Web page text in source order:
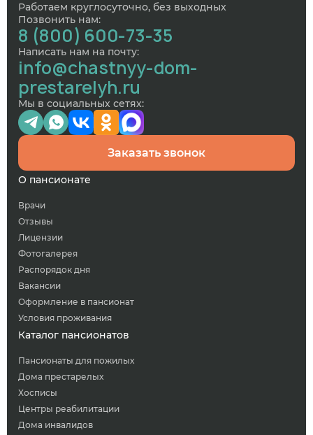
Работаем круглосуточно, без выходных
Позвонить нам:
8 (800) 600-73-35
Написать нам на почту:
info@chastnyy-dom-
prestarelyh.ru
Мы в социальных сетях:
Заказать звонок
О пансионате
Врачи
Отзывы
Лицензии
Фотогалерея
Распорядок дня
Вакансии
Оформление в пансионат
Условия проживания
Каталог пансионатов
Пансионаты для пожилых
Дома престарелых
Хосписы
Центры реабилитации
Дома инвалидов